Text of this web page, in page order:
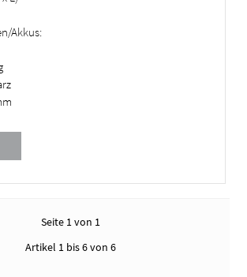
Akkus:
Seite 1 von 1
Artikel 1 bis 6 von 6